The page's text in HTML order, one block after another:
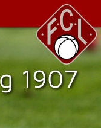
1907